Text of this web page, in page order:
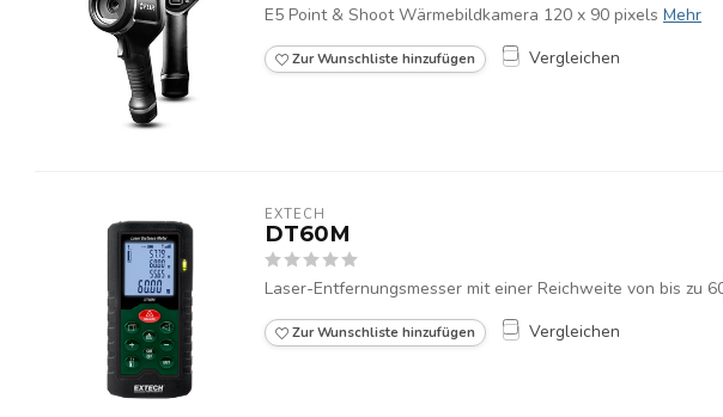
E5 Point & Shoot Wärmebildkamera 120 x 90 pixels Mehr
Zur Wunschliste hinzufügen Vergleichen
EXTECH
DT60M
Laser-Entfernungsmesser mit einer Reichweite von bis zu
Zur Wunschliste hinzufügen Vergleichen